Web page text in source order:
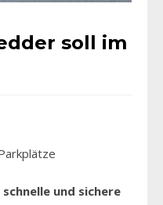
soll im
schnelle und sichere